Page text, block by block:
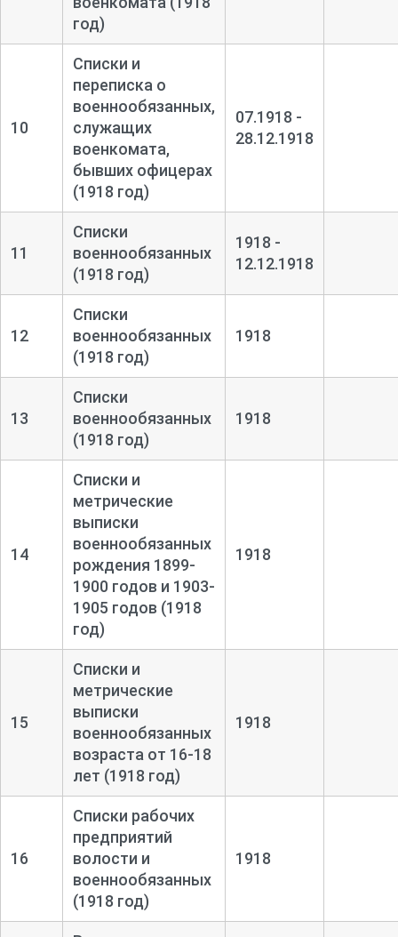
год)
10
Списки и
переписка о
военнообязанных,
служащих
военкомата,
бывших офицерах
(1918 год)
07.1918 -
28.12.1918
11
Списки
военнообязанных
(1918 год)
1918 -
12.12.1918
12
Списки
военнообязанных
(1918 год)
1918
13
Списки
военнообязанных
(1918 год)
1918
14
Списки и
метрические
выписки
военнообязанных
рождения 1899-
1900 годов и 1903-
1905 годов (1918
год)
1918
15
Списки и
метрические
выписки
военнообязанных
возраста от 16-18
лет (1918 год)
1918
16
Списки рабочих
предприятий
волости и
военнообязанных
(1918 год)
1918